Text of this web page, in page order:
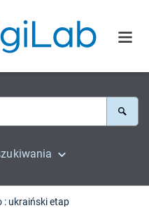
: ukraiński etap